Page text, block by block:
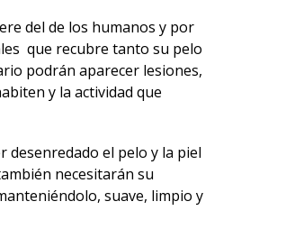
del de los humanos y por
que recubre tanto su pelo
podrán aparecer lesiones,
y la actividad que
desenredado el pelo y la piel
necesitarán su
suave, limpio y